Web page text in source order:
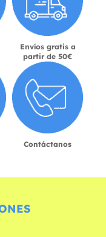
Envíos gratis a
partir de 50€
Contáctanos